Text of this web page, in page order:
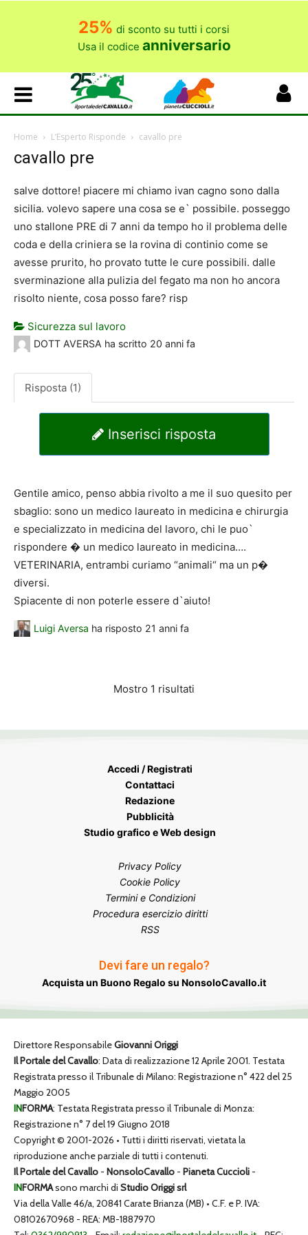
25% di sconto su tutti i corsi
Usa il codice anniversario
Home L’Esperto Risponde cavallo pre
cavallo pre
salve dottore! piacere mi chiamo ivan cagno sono dalla
sicilia. volevo sapere una cosa se e` possibile. posseggo
uno stallone PRE di 7 anni da tempo ho il problema delle
coda e della criniera se la rovina di continio come se
avesse prurito, ho provato tutte le cure possibili. dalle
sverminazione alla pulizia del fegato ma non ho ancora
risolto niente, cosa posso fare? risp
Sicurezza sul lavoro
DOTT AVERSA ha scritto 20 anni fa
Risposta (1)
Inserisci risposta
Gentile amico, penso abbia rivolto a me il suo quesito per
sbaglio: sono un medico laureato in medicina e chirurgia
e specializzato in medicina del lavoro, chi le puo`
rispondere � un medico laureato in medicina….
VETERINARIA, entrambi curiamo “animali“ ma un p�
diversi.
Spiacente di non poterle essere d`aiuto!
Luigi Aversa ha risposto 21 anni fa
Mostro 1 risultati
Accedi / Registrati
Contattaci
Redazione
Pubblicità
Studio grafico e Web design
Privacy Policy
Cookie Policy
Termini e Condizioni
Procedura esercizio diritti
RSS
Devi fare un regalo?
Acquista un Buono Regalo su NonsoloCavallo.it
Direttore ResponsabileGiovanni Origgi
Il Portale del Cavallo: Data di realizzazione 12 Aprile 2001. Testata
Registrata presso il Tribunale di Milano: Registrazione n° 422 del 25
Maggio 2005
INFORMA: Testata Registrata presso il Tribunale di Monza:
Registrazione n° 7 del 19 Giugno 2018
Copyright © 2001-2026 • Tutti i diritti riservati, vietata la
riproduzione anche parziale di tutti i contenuti.
Il Portale del Cavallo - NonsoloCavallo - Pianeta Cuccioli -
INFORMAsono marchi di Studio Origgi srl
Via della Valle 46/a, 20841 Carate Brianza (MB) • C.F. e P. IVA:
08102670968 - REA: MB-1887970